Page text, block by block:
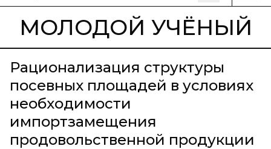
МОЛОДОЙ УЧЁНЫЙ
Рационализация структуры
посевных площадей в условиях
необходимости
импортзамещения
продовольственной продукции